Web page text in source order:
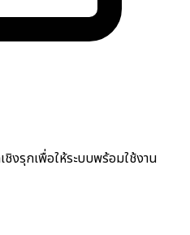
ชิงรุกเพื่อให้ระบบพร้อมใช้งาน